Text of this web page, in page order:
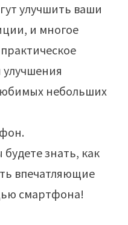
улучшить ваши
и многое
улучшения
небольших
будете знать, как
впечатляющие
смартфона!